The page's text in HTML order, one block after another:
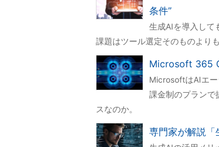
条件”
生成AIを導入して
課題はツール選定そのものより
Microsoft 365
MicrosoftはAIエ
課金制のプラン
スなのか。
専門家が解説「